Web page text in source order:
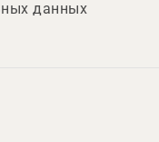
данных